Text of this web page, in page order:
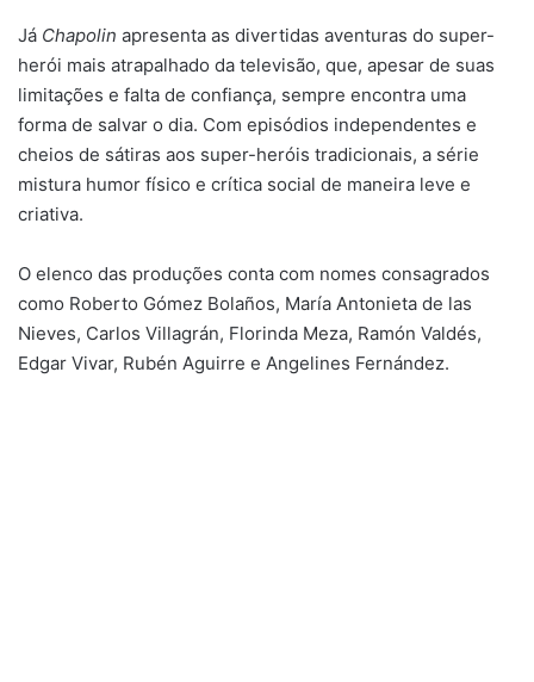
Já Chapolin apresenta as divertidas aventuras do super-
herói mais atrapalhado da televisão, que, apesar de suas
limitações e falta de confiança, sempre encontra uma
forma de salvar o dia. Com episódios independentes e
cheios de sátiras aos super-heróis tradicionais, a série
mistura humor físico e crítica social de maneira leve e
criativa.
O elenco das produções conta com nomes consagrados
como Roberto Gómez Bolaños, María Antonieta de las
Nieves, Carlos Villagrán, Florinda Meza, Ramón Valdés,
Edgar Vivar, Rubén Aguirre e Angelines Fernández.